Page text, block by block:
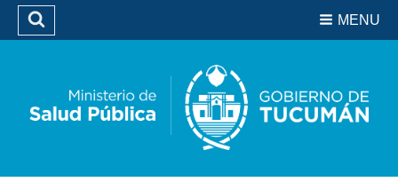
Biblioteca
MENU
Buscar